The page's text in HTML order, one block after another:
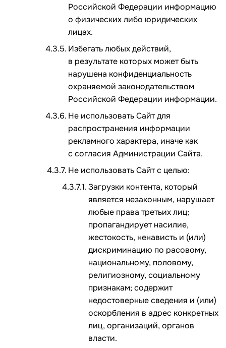
Российской Федерации информацию
о физических либо юридических
лицах.
Избегать любых действий,
в результате которых может быть
нарушена конфиденциальность
охраняемой законодательством
Российской Федерации информации.
Не использовать Сайт для
распространения информации
рекламного характера, иначе как
с согласия Администрации Сайта.
Не использовать Сайт с целью:
Загрузки контента, который
является незаконным, нарушает
любые права третьих лиц;
пропагандирует насилие,
жестокость, ненависть и (или)
дискриминацию по расовому,
национальному, половому,
религиозному, социальному
признакам; содержит
недостоверные сведения и (или)
оскорбления в адрес конкретных
лиц, организаций, органов
власти.